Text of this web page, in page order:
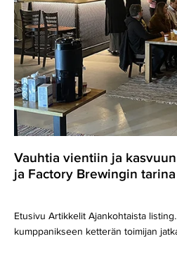
Brewingin
tarina
Vauhtia vientiin ja
ja Factory Brewingin tarina
Etusivu Artikkelit Ajankohtaista
kumppanikseen ketterän toimijan